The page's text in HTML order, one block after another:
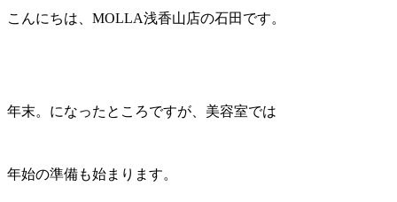
こんにちは、MOLLA浅香山店の石田です。
年末。になったところですが、美容室では
年始の準備も始まります。